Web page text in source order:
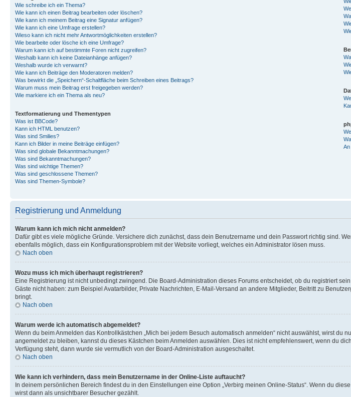
Wie schreibe ich ein Thema?
Wie kann ich einen Beitrag bearbeiten oder löschen?
Wie kann ich meinem Beitrag eine Signatur anfügen?
Wie kann ich eine Umfrage erstellen?
Wieso kann ich nicht mehr Antwortmöglichkeiten erstellen?
Wie bearbeite oder lösche ich eine Umfrage?
Warum kann ich auf bestimmte Foren nicht zugreifen?
Weshalb kann ich keine Dateianhänge anfügen?
Weshalb wurde ich verwarnt?
Wie kann ich Beiträge den Moderatoren melden?
Was bewirkt die „Speichern“-Schaltfläche beim Schreiben eines Beitrags?
Warum muss mein Beitrag erst freigegeben werden?
Wie markiere ich ein Thema als neu?
Textformatierung und Thementypen
Was ist BBCode?
Kann ich HTML benutzen?
Was sind Smilies?
Kann ich Bilder in meine Beiträge einfügen?
Was sind globale Bekanntmachungen?
Was sind Bekanntmachungen?
Was sind wichtige Themen?
Was sind geschlossene Themen?
Was sind Themen-Symbole?
Registrierung und Anmeldung
Warum kann ich mich nicht anmelden?
Dafür gibt es viele mögliche Gründe. Versichere dich zunächst, dass dein Benutzername und dein Passwort richtig sind.
ebenfalls möglich, dass ein Konfigurationsproblem mit der Website vorliegt, welches ein Administrator lösen muss.
Nach oben
Wozu muss ich mich überhaupt registrieren?
Eine Registrierung ist nicht unbedingt zwingend. Die Board-Administration dieses Forums entscheidet, ob du registriert
Gäste nicht haben: zum Beispiel Avatarbilder, Private Nachrichten, E-Mail-Versand an andere Mitglieder, Beitritt zu
bringt.
Nach oben
Warum werde ich automatisch abgemeldet?
Wenn du beim Anmelden das Kontrollkästchen „Mich bei jedem Besuch automatisch anmelden“ nicht auswählst, wirst
angemeldet zu bleiben, kannst du dieses Kästchen beim Anmelden auswählen. Dies ist nicht empfehlenswert, wenn du
Verfügung steht, dann wurde sie vermutlich von der Board-Administration ausgeschaltet.
Nach oben
Wie kann ich verhindern, dass mein Benutzername in der Online-Liste auftaucht?
In deinem persönlichen Bereich findest du in den Einstellungen eine Option „Verbirg meinen Online-Status“. Wenn du
wirst dann als unsichtbarer Besucher gezählt.